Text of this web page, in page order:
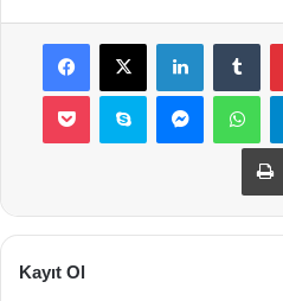
Facebook
X LinkedIn
Pocket Skype
Kayıt Ol